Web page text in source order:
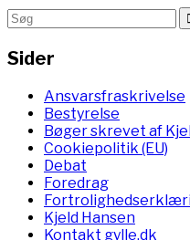
Sider
Ansvarsfraskrivelse
Bestyrelse
Bøger skrevet af
Cookiepolitik (EU)
Debat
Foredrag
Kjeld Hansen
Kontakt gylle.dk